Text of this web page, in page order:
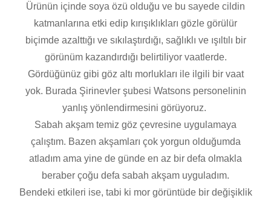
Ürünün içinde soya özü olduğu ve bu sayede cildin
katmanlarına etki edip kırışıklıkları gözle görülür
biçimde azalttığı ve sıkılaştırdığı, sağlıklı ve ışıltılı bir
görünüm kazandırdığı belirtiliyor vaatlerde.
Gördüğünüz gibi göz altı morlukları ile ilgili bir vaat
yok. Burada Şirinevler şubesi Watsons personelinin
yanlış yönlendirmesini görüyoruz.
Sabah akşam temiz göz çevresine uygulamaya
çalıştım. Bazen akşamları çok yorgun olduğumda
atladım ama yine de günde en az bir defa olmakla
beraber çoğu defa sabah akşam uyguladım.
Bendeki etkileri ise, tabi ki mor görüntüde bir değişiklik